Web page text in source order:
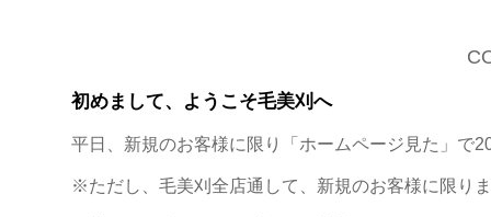
初めまして、ようこそ毛美刈へ
平日、新規のお客様に限り「ホームページ見た」で
※ただし、毛美刈全店通して、新規のお客様に限り